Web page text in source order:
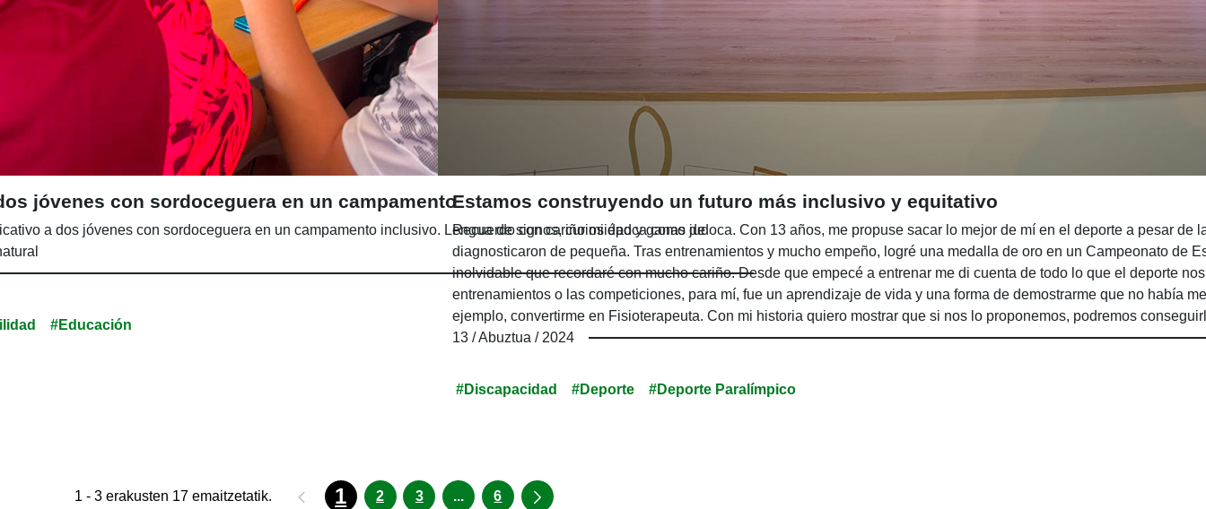
jóvenes con sordoceguera en un campamento
a dos jóvenes con sordoceguera en un campamento inclusivo. Lengua de signos, curiosidad y ganas de
#Educación
montaña; y Luis, maestro de la ONCE y
experto montañero emprendíamos la
Estamos construyendo un futuro más inclusivo y equitativo
Recuerdo con cariño mi época como judoca. Con 13 años, me propuse sacar lo mejor de mí en el deporte a pesar de
diagnosticaron de pequeña. Tras entrenamientos y mucho empeño, logré una medalla de oro en un Campeonato de
inolvidable que recordaré con mucho cariño. Desde que empecé a entrenar me di cuenta de todo lo que el deporte
entrenamientos o las competiciones, para mí, fue un aprendizaje de vida y una forma de demostrarme que no había
ejemplo, convertirme en Fisioterapeuta. Con mi historia quiero mostrar que si nos lo proponemos, podremos
13 / Abuztua / 2024
#Discapacidad #Deporte #Deporte Paralímpico
1 - 3 erakusten 17 emaitzetatik. 1 2 3 ... Intermediate Pages Use TAB to navigate.
6